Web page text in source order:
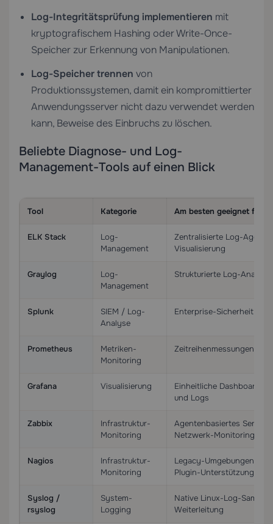
Log-Integritätsprüfung implementieren mit
kryptografischem Hashing oder Write-Once-
Speicher zur Erkennung von Manipulationen.
Log-Speicher trennen von
Produktionssystemen, damit ein kompromittierter
Anwendungsserver nicht dazu verwendet werden
kann, Beweise des Einbruchs zu löschen.
Beliebte Diagnose- und Log-
Management-Tools auf einen Blick
Tool Kategorie Am besten geeignet für
ELK Stack
Log-
Management
Zentralisierte Log-
Visualisierung
Graylog
Log-
Management
Strukturierte Log-
Splunk
SIEM / Log-
Analyse
Enterprise-Sicherheit und
Prometheus
Metriken-
Monitoring
Zeitreihenmessungen
Grafana Visualisierung
Einheitliche Dashboards
und Logs
Zabbix
Infrastruktur-
Monitoring
Agentenbasiertes Server-
Netzwerk-Monitoring
Nagios
Infrastruktur-
Monitoring
Legacy-Umgebungen mit
Plugin-Unterstützung
Syslog /
rsyslog
System-
Logging
Native Linux-Log-
Weiterleitung